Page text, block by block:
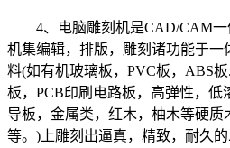
4、电脑雕刻机是CAD/CAM一
机集编辑，排版，雕刻诸功能于
料(如有机玻璃板，PVC板，ABS
板，PCB印刷电路板，高弹性，
导板，金属类，红木，柚木等硬质
等。)上雕刻出逼真，精致，耐久